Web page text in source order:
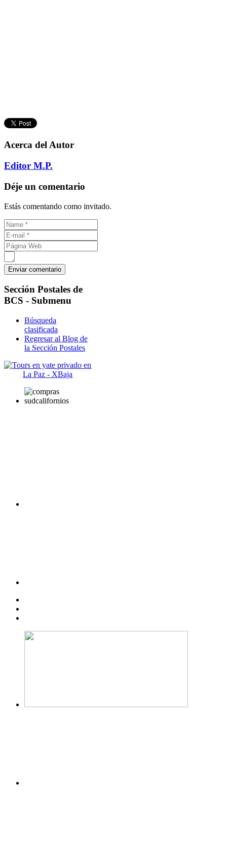
Acerca del Autor
Editor M.P.
Déje un comentario
Estás comentando como invitado.
Sección Postales de
BCS - Submenu
Búsqueda
clasificada
Regresar al Blog de
la Sección Postales